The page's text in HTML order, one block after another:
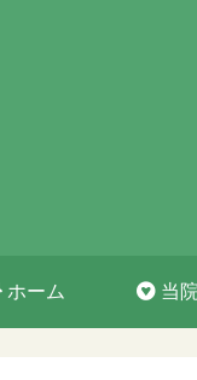
ホーム 当